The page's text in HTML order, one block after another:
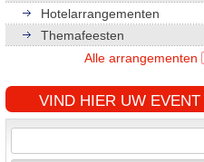
Hotelarrangementen
Themafeesten
Alle arrangementen
VIND HIER UW EVENT